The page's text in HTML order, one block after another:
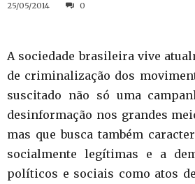
25/05/2014 0
A sociedade brasileira vive
de criminalização dos
suscitado não só uma
desinformação nos grandes
mas que busca também
socialmente legítimas e a
políticos e sociais como atos